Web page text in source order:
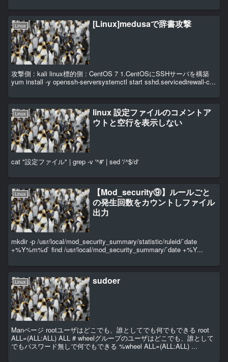
Linux [Linux]medusaで辞書攻撃
攻撃側 : kali linux標的側 : CentOS 7 1.CentOSにSSHサーバを構築
yum install -y openssh-serversystemctl start sshd.servicedirewall-c...
Linux
linux 設定ファイルのコメントア
ウトと空行を表示しない
cat "設定ファイル" | grep -v '^#' | sed '/^$/d'
Linux
【Mod_security⑨】ルールごと
の発生回数をカウントしファイル
出力
mkdir -p /usr/local/mod_security_summary/statistic/ruleid/`date
+%Y%m%d` find /usr/local/mod_security_summary/`date +%Y...
Linux sudoer
Manページ rootユーザはどこでも、誰としてでも何でもできる root
ALL=(ALL:ALL) ALL # wheelグループのユーザはどこでも、誰として
でもパスワード無しで何でもできる %wheel ALL=(ALL:ALL) ...